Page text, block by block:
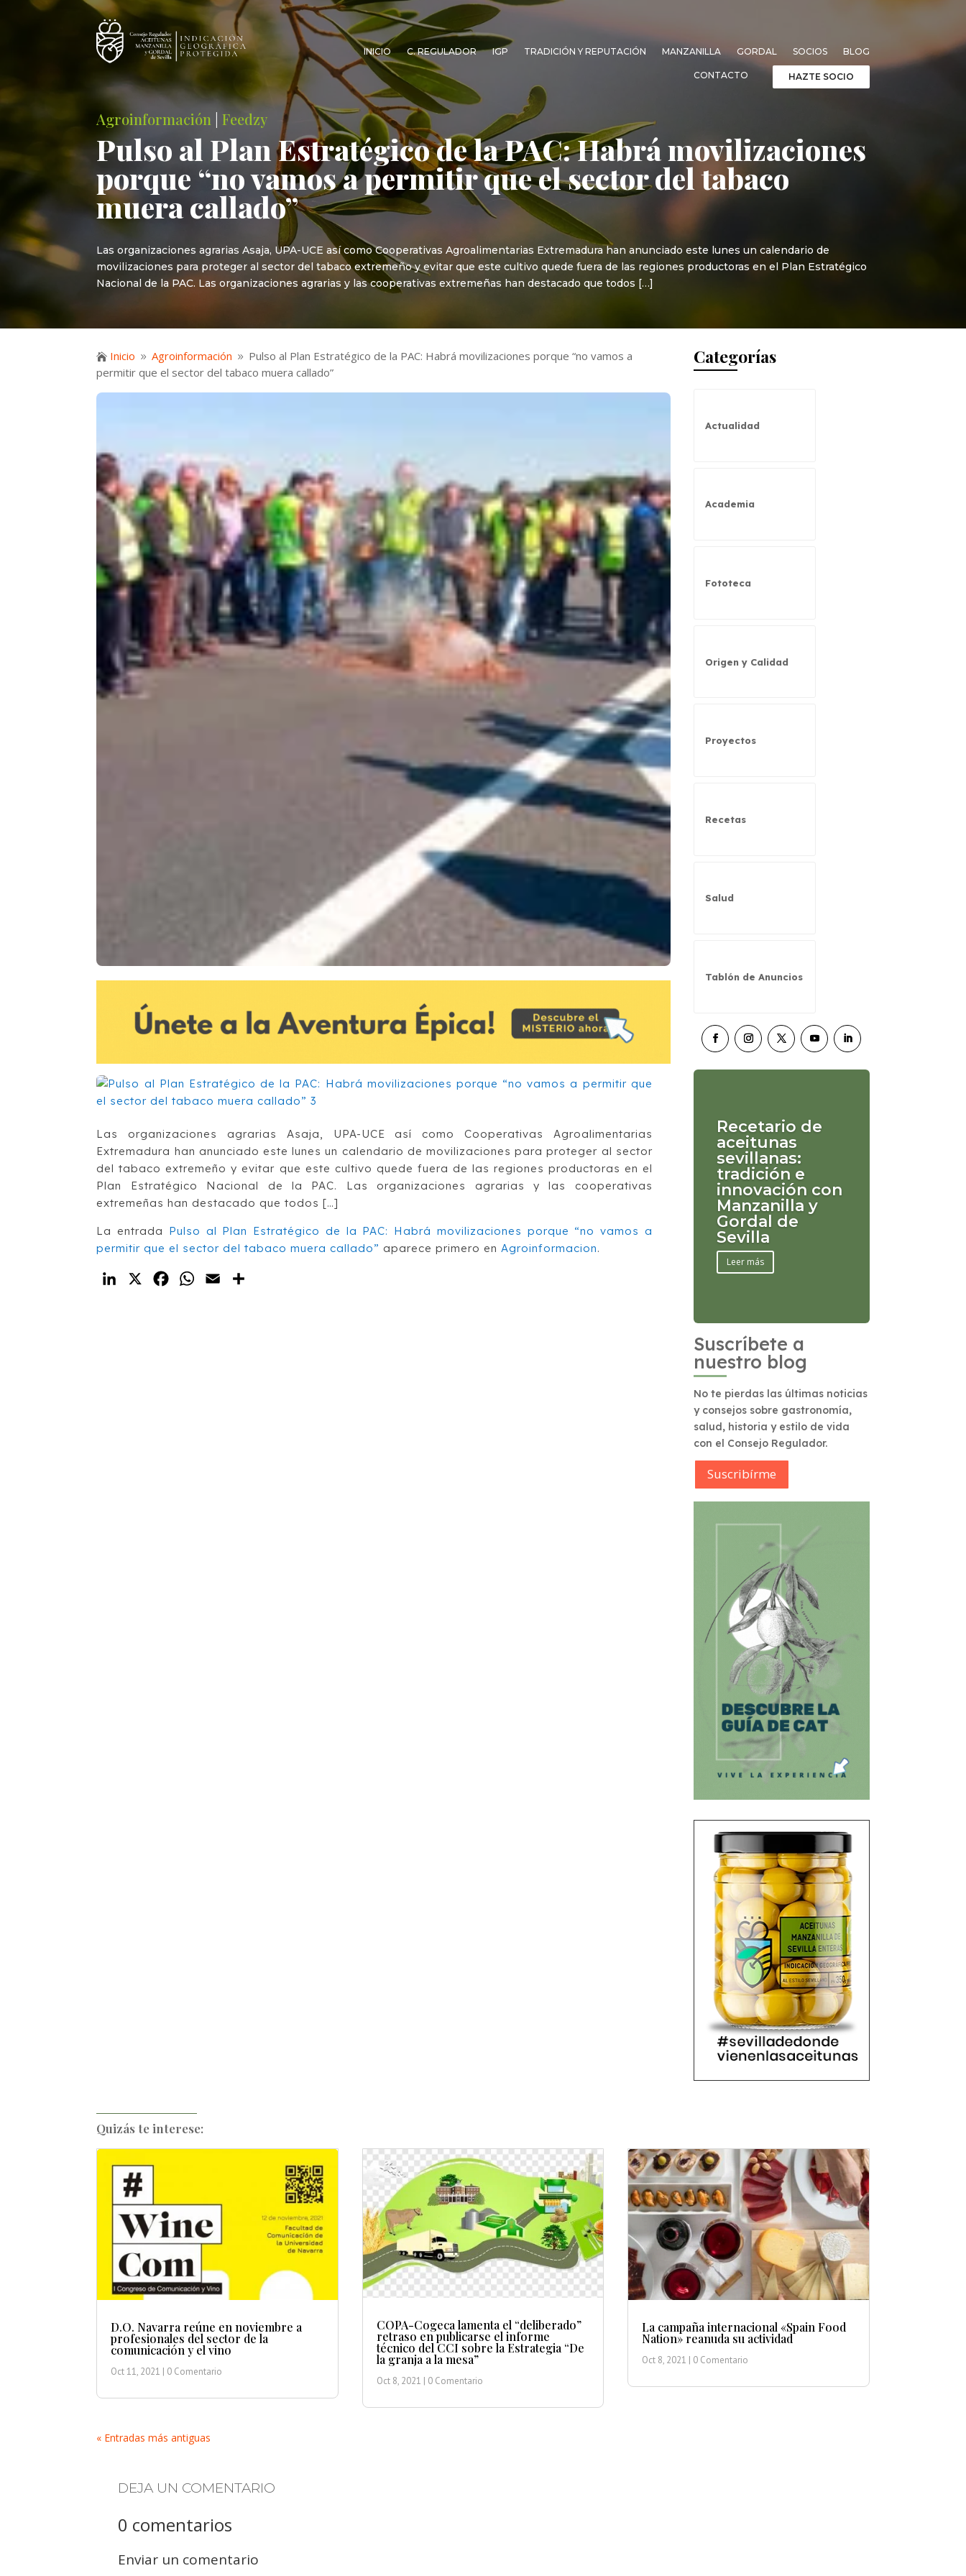
INICIO C. REGULADOR IGP TRADICIÓN Y REPUTACIÓN MANZANILLA GORDAL SOCIOS BLOG
CONTACTO HAZTE SOCIO
Agroinformación |Feedzy
Pulso al Plan Estratégico de la PAC: Habrá movilizaciones
porque “no vamos a permitir que el sector del tabaco
muera callado”
Las organizaciones agrarias Asaja, UPA-UCE así como Cooperativas Agroalimentarias Extremadura han anunciado este lunes un calendario de
movilizaciones para proteger al sector del tabaco extremeño y evitar que este cultivo quede fuera de las regiones productoras en el Plan Estratégico
Nacional de la PAC. Las organizaciones agrarias y las cooperativas extremeñas han destacado que todos […]
 Inicio 9 Agroinformación 9 Pulso al Plan Estratégico de la PAC: Habrá movilizaciones porque “no vamos a
permitir que el sector del tabaco muera callado”
Las organizaciones agrarias Asaja, UPA-UCE así como Cooperativas Agroalimentarias
Extremadura han anunciado este lunes un calendario de movilizaciones para proteger al sector
del tabaco extremeño y evitar que este cultivo quede fuera de las regiones productoras en el
Plan Estratégico Nacional de la PAC. Las organizaciones agrarias y las cooperativas
extremeñas han destacado que todos […]
La entrada Pulso al Plan Estratégico de la PAC: Habrá movilizaciones porque “no vamos a
permitir que el sector del tabaco muera callado” aparece primero en Agroinformacion.
LinkedIn
X FacebookWhatsApp
Email
Categorías
Actualidad
Academia
Fototeca
Origen y Calidad
Proyectos
Recetas
Salud
Tablón de Anuncios
Recetario de
aceitunas
sevillanas:
tradición e
innovación con
Manzanilla y
Gordal de
Sevilla
Leer más
Suscríbete a
nuestro blog
No te pierdas las últimas noticias
y consejos sobre gastronomía,
salud, historia y estilo de vida
con el Consejo Regulador.
Suscribírme
Quizás te interese:
D.O. Navarra reúne en noviembre a
profesionales del sector de la
comunicación y el vino
Oct 11, 2021 | 0 Comentario
COPA-Cogeca lamenta el “deliberado”
retraso en publicarse el informe
técnico del CCI sobre la Estrategia “De
la granja a la mesa”
Oct 8, 2021 | 0 Comentario
La campaña internacional «Spain Food
Nation» reanuda su actividad
Oct 8, 2021 | 0 Comentario
« Entradas más antiguas
DEJA UN COMENTARIO
0 comentarios
Enviar un comentario